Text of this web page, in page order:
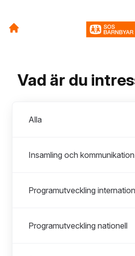
Vad är du
Alla
Insamling och kommunikation
Programutveckling
Programutveckling nationell